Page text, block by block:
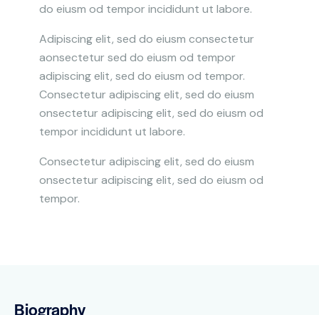
do eiusm od tempor incididunt ut labore.
Adipiscing elit, sed do eiusm consectetur
aonsectetur sed do eiusm od tempor
adipiscing elit, sed do eiusm od tempor.
Consectetur adipiscing elit, sed do eiusm
onsectetur adipiscing elit, sed do eiusm od
tempor incididunt ut labore.
Consectetur adipiscing elit, sed do eiusm
onsectetur adipiscing elit, sed do eiusm od
tempor.
Biography